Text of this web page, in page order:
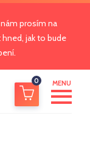
prosím na
jak to bude
0 MENU